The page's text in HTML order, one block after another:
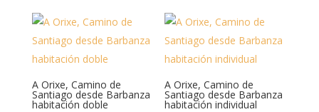
A Orixe, Camino de
Santiago desde Barbanza
habitación doble
A Orixe, Camino de
Santiago desde Barbanza
habitación individual